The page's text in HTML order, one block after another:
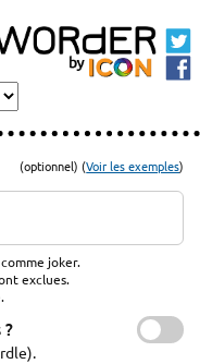
(optionnel) (Voir les exemples)
joker.
exclues.